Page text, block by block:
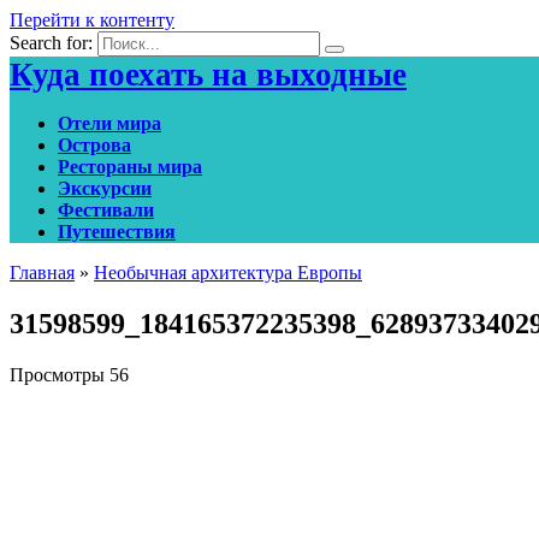
Перейти к контенту
Search for:
Куда поехать на выходные
Отели мира
Острова
Рестораны мира
Экскурсии
Фестивали
Путешествия
Главная » Необычная архитектура Европы
Просмотры 56